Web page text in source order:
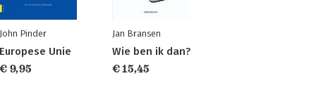
John Pinder
Europese Unie
€ 9,95
Jan Bransen
Wie ben ik dan?
€ 15,45